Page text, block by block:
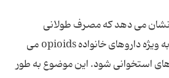
می دهد که مصرف طولانی
داروهای ضد افسردگی و به ویژه داروهای خانواده opioids می
استخوانی شود. این موضوع به طور